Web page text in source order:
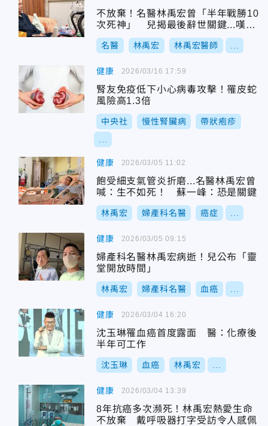
不放棄！名醫林禹宏曾「半年戰勝10
次死神」 兒揭最後辭世關鍵...嘆：
曾一度不諒解
名醫 林禹宏 林禹宏醫師
健康
腎友免疫低下小心病毒攻擊！罹皮蛇
風險高1.3倍
中央社 慢性腎臟病 帶狀疱疹
2026/03/16 17:59
健康
飽受細支氣管炎折磨...名醫林禹宏曾
喊：生不如死！ 蘇一峰：恐是關鍵
林禹宏 婦產科名醫 癌症
2026/03/05 11:02
健康
婦產科名醫林禹宏病逝！兒公布「靈
堂開放時間」
林禹宏 婦產科名醫 血癌
2026/03/05 09:15
健康
沈玉琳罹血癌首度露面 醫：化療後
半年可工作
沈玉琳 血癌 林禹宏
2026/03/04 16:20
健康
8年抗癌多次瀕死！林禹宏熱愛生命
不放棄 戴呼吸器打字受訪令人感佩
2026/03/04 13:39